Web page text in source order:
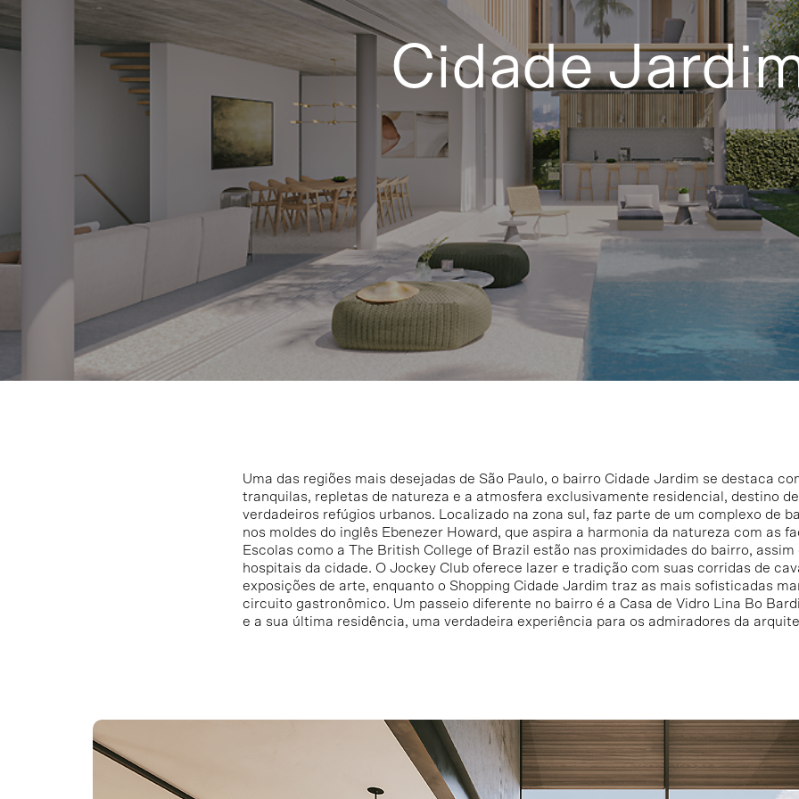
Cidade
Uma das regiões mais desejadas de São Paulo, o bairro Cidade Jardim se destaca
tranquilas, repletas de natureza e a atmosfera exclusivamente residencial, destino
verdadeiros refúgios urbanos. Localizado na zona sul, faz parte de um complexo de
nos moldes do inglês Ebenezer Howard, que aspira a harmonia da natureza com as
Escolas como a The British College of Brazil estão nas proximidades do bairro,
hospitais da cidade. O Jockey Club oferece lazer e tradição com suas corridas de
exposições de arte, enquanto o Shopping Cidade Jardim traz as mais sofisticadas
circuito gastronômico. Um passeio diferente no bairro é a Casa de Vidro Lina Bo
e a sua última residência, uma verdadeira experiência para os admiradores da